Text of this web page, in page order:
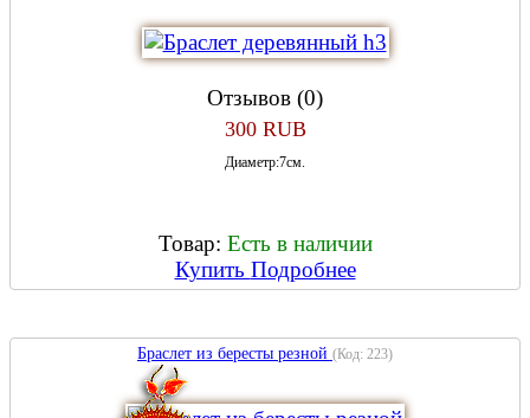
Отзывов (0)
300 RUB
Диаметр:7см.
Товар: Есть в наличии
Купить Подробнее
Браслет из бересты резной (Код: 223)